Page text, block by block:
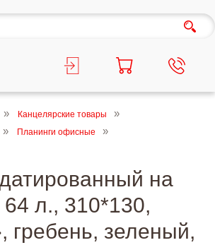
Канцелярские товары
Планинги офисные
на
64 л., 310*130,
зеленый,